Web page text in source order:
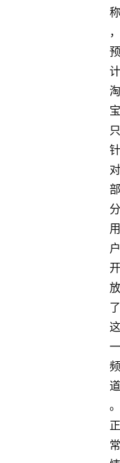
称
，
预
计
淘
宝
只
针
对
部
分
用
户
开
放
了
这
一
频
道
。
正
常